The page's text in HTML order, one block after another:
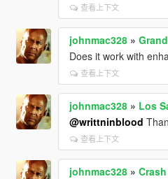
查看上下文
johnmac328»
Does it work with
查看上下文
johnmac328» Los
@writtninblood
查看上下文
johnmac328»